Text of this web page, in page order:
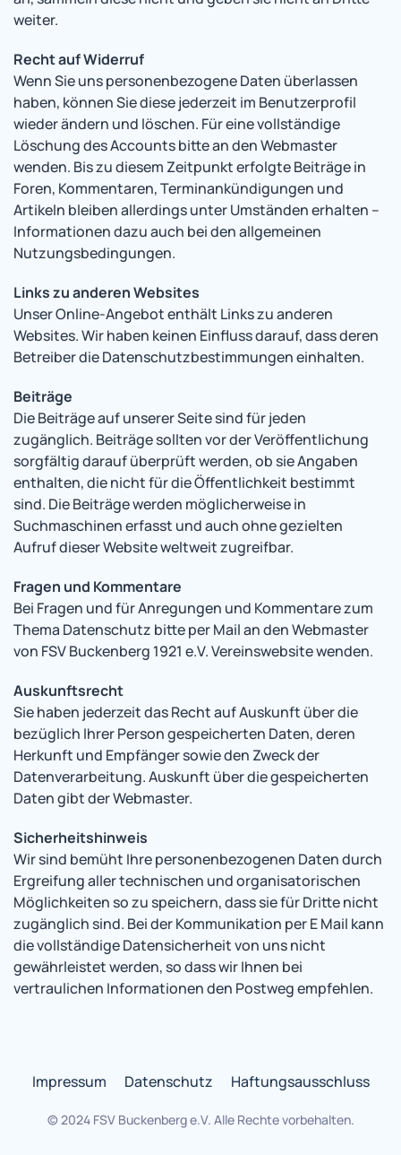
weiter.
Recht auf Widerruf
Wenn Sie uns personenbezogene Daten überlassen
haben, können Sie diese jederzeit im Benutzerprofil
wieder ändern und löschen. Für eine vollständige
Löschung des Accounts bitte an den Webmaster
wenden. Bis zu diesem Zeitpunkt erfolgte Beiträge in
Foren, Kommentaren, Terminankündigungen und
Artikeln bleiben allerdings unter Umständen erhalten –
Informationen dazu auch bei den allgemeinen
Nutzungsbedingungen.
Links zu anderen Websites
Unser Online-Angebot enthält Links zu anderen
Websites. Wir haben keinen Einfluss darauf, dass deren
Betreiber die Datenschutzbestimmungen einhalten.
Beiträge
Die Beiträge auf unserer Seite sind für jeden
zugänglich. Beiträge sollten vor der Veröffentlichung
sorgfältig darauf überprüft werden, ob sie Angaben
enthalten, die nicht für die Öffentlichkeit bestimmt
sind. Die Beiträge werden möglicherweise in
Suchmaschinen erfasst und auch ohne gezielten
Aufruf dieser Website weltweit zugreifbar.
Fragen und Kommentare
Bei Fragen und für Anregungen und Kommentare zum
Thema Datenschutz bitte per Mail an den Webmaster
von FSV Buckenberg 1921 e.V. Vereinswebsite wenden.
Auskunftsrecht
Sie haben jederzeit das Recht auf Auskunft über die
bezüglich Ihrer Person gespeicherten Daten, deren
Herkunft und Empfänger sowie den Zweck der
Datenverarbeitung. Auskunft über die gespeicherten
Daten gibt der Webmaster.
Sicherheitshinweis
Wir sind bemüht Ihre personenbezogenen Daten durch
Ergreifung aller technischen und organisatorischen
Möglichkeiten so zu speichern, dass sie für Dritte nicht
zugänglich sind. Bei der Kommunikation per E Mail kann
die vollständige Datensicherheit von uns nicht
gewährleistet werden, so dass wir Ihnen bei
vertraulichen Informationen den Postweg empfehlen.
Impressum Datenschutz Haftungsausschluss
© 2024 FSV Buckenberg e.V. Alle Rechte vorbehalten.